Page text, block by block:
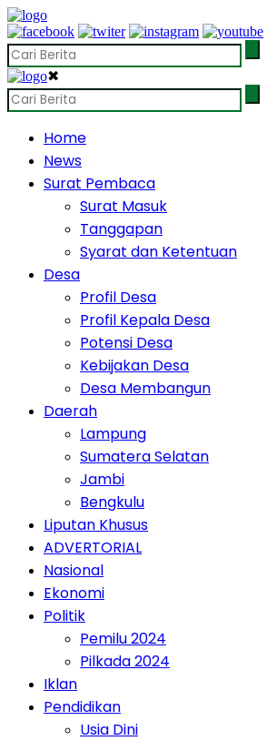
✖
Home
News
Surat Pembaca
Surat Masuk
Tanggapan
Syarat dan Ketentuan
Desa
Profil Desa
Profil Kepala Desa
Potensi Desa
Kebijakan Desa
Desa Membangun
Daerah
Lampung
Sumatera Selatan
Jambi
Bengkulu
Liputan Khusus
ADVERTORIAL
Nasional
Ekonomi
Politik
Pemilu 2024
Pilkada 2024
Iklan
Pendidikan
Usia Dini